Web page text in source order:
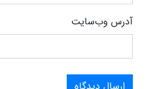
آدرس وب‌سایت